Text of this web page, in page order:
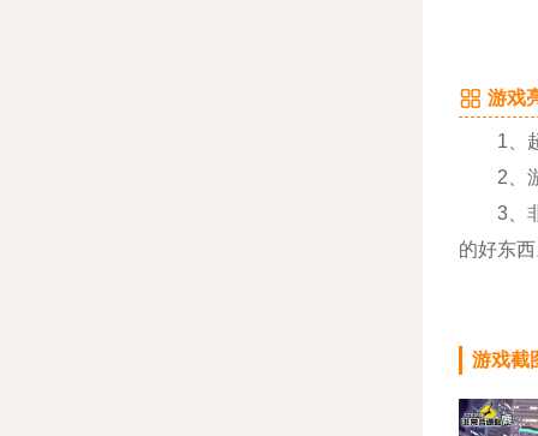
游戏
1、超
2、游
3、非
的好东
游戏截